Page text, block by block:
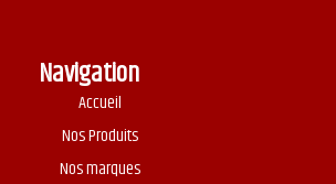
Navigation
Accueil
Nos Produits
Nos marques